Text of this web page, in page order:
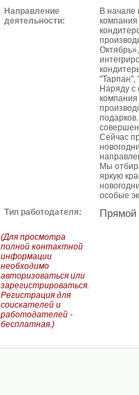
Направление
деятельности:
В начале
"Тарпан",
Наряду с
Сейчас
Мы
яркую
особые
Тип работодателя:
Прямой
(Для просмотра
полной контактной
информации
необходимо
авторизоваться или
зарегистрироваться.
Регистрация для
соискателей и
работодателей -
бесплатная.)